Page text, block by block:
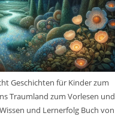
Geschichten für Kinder zum
Traumland zum Vorlesen und
und Lernerfolg Buch von